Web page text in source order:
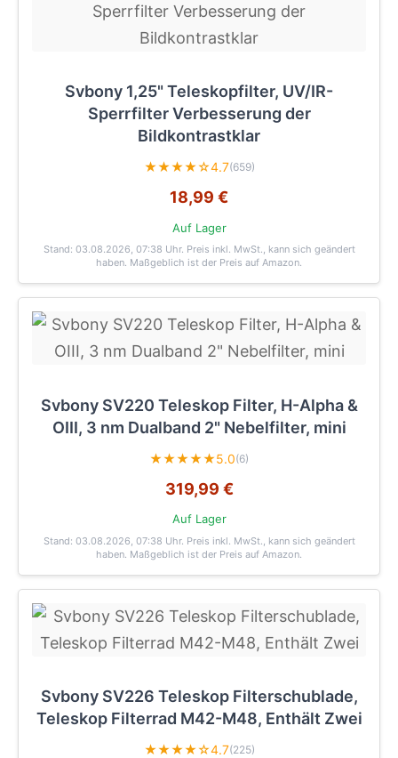
Svbony 1,25" Teleskopfilter, UV/IR-
Sperrfilter Verbesserung der
Bildkontrastklar
★★★★☆4.7(659)
18,99 €
Auf Lager
Stand: 03.08.2026, 07:38 Uhr. Preis inkl. MwSt., kann sich geändert
haben. Maßgeblich ist der Preis auf Amazon.
Svbony SV220 Teleskop Filter, H-Alpha &
OIII, 3 nm Dualband 2" Nebelfilter, mini
★★★★★5.0(6)
319,99 €
Auf Lager
Stand: 03.08.2026, 07:38 Uhr. Preis inkl. MwSt., kann sich geändert
haben. Maßgeblich ist der Preis auf Amazon.
Svbony SV226 Teleskop Filterschublade,
Teleskop Filterrad M42-M48, Enthält Zwei
★★★★☆4.7(225)